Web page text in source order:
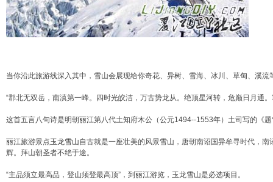
当你沿此旅游线深入其中，雪山会展现给你奇花、异树、雪海、冰川、草甸、溪
“郡北无双岳，南滇第一峰。四时光皎洁，万古势龙从。绝顶星河转，危巅日月通
这首五言八句诗是明朝丽江第八代土知府木公（公元1494--1553年）土司写的《
丽江旅游景点玉龙雪山自古就是一座壮美的风景雪山，唐朝南诏国异牟寻时代，
辉。拜山朝圣者不绝于途。
“主品须立最高品，登山须登最高顶”，到 丽江游览，玉龙雪山是必选项目。